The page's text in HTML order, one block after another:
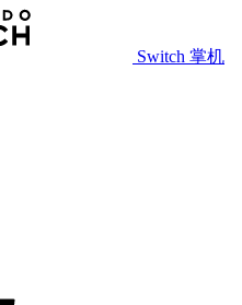
Switch 掌机